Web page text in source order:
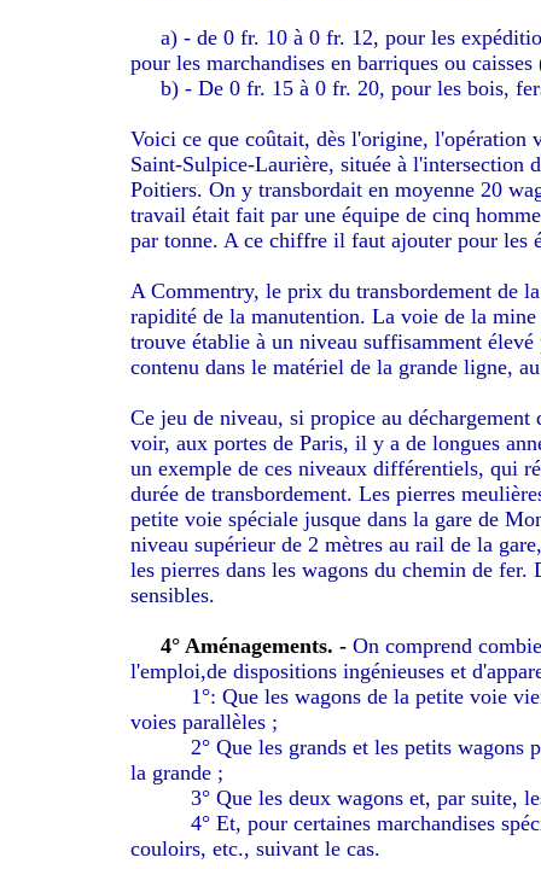
a) - de 0 fr. 10 à 0 fr. 12, pour les
pour les marchandises en barriques ou
b) - De 0 fr. 15 à 0 fr. 20, pour les bois,
Voici ce que coûtait, dès l'origine, l'opération
Saint-Sulpice-Laurière, située à l'intersection
Poitiers. On y transbordait en moyenne 20
travail était fait par une équipe de cinq
par tonne. A ce chiffre il faut ajouter pour les
A Commentry, le prix du transbordement de
rapidité de la manutention. La voie de la
trouve établie à un niveau suffisamment
contenu dans le matériel de la grande ligne,
Ce jeu de niveau, si propice au déchargement
voir, aux portes de Paris, il y a de longues
un exemple de ces niveaux différentiels, qui
durée de transbordement. Les pierres
petite voie spéciale jusque dans la gare de
niveau supérieur de 2 mètres au rail de la
les pierres dans les wagons du chemin de
sensibles.
4° Aménagements. -On comprend
l'emploi,de dispositions ingénieuses et
1°: Que les wagons de la petite voie
voies parallèles ;
2° Que les grands et les petits wagons
la grande ;
3° Que les deux wagons et, par suite,
4° Et, pour certaines marchandises
couloirs, etc., suivant le cas.